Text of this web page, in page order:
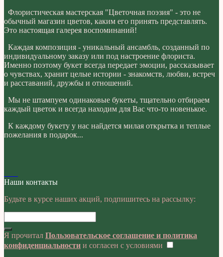
Флористическая мастерская "Цветочная поэзия" - это не
обычный магазин цветов, каким его принять представлять.
Это настоящая галерея воспоминаний!
Каждая композиция - уникальный ансамбль, созданный по
индивидуальному заказу или под настроение флориста.
Именно поэтому букет всегда передает эмоции, рассказывает
о чувствах, хранит целые истории - знакомств, любви, встреч
и расставаний, дружбы и отношений.
Мы не штампуем одинаковые букеты, тщательно отбираем
каждый цветок и всегда находим для Вас что-то новенькое.
К каждому букету у нас найдется милая открытка и теплые
пожелания в подарок...
Наши контакты
Будьте в курсе наших акций, подпишитесь на рассылку:
Я прочитал Пользовательское соглашение и политика
конфиденциальности и согласен с условиями